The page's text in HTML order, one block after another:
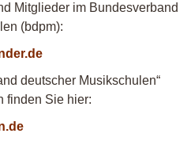
Mitglieder im Bundesverband
(bdpm):
deutscher Musikschulen“
finden Sie hier: